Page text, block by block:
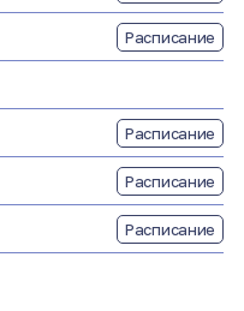
Расписание
Расписание
Расписание
Расписание